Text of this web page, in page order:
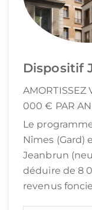
Dispositif
AMORTISSEZ
000 € PAR AN
Le
Nîmes (Gard)
Jeanbrun
déduire de 8
revenus